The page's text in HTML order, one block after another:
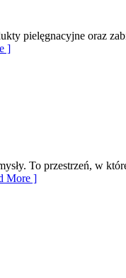
pielęgnacyjne oraz
]
To przestrzeń, w
More ]